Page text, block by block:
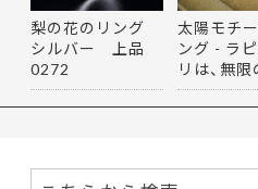
梨の花のリング
シルバー 上品
0272
太陽モチ
ング - ラ
リは、無
を思…